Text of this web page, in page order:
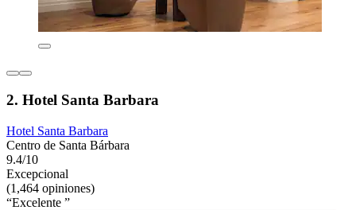
2. Hotel Santa Barbara
Hotel Santa Barbara
Centro de Santa Bárbara
9.4/10
Excepcional
(1,464 opiniones)
“Excelente ”